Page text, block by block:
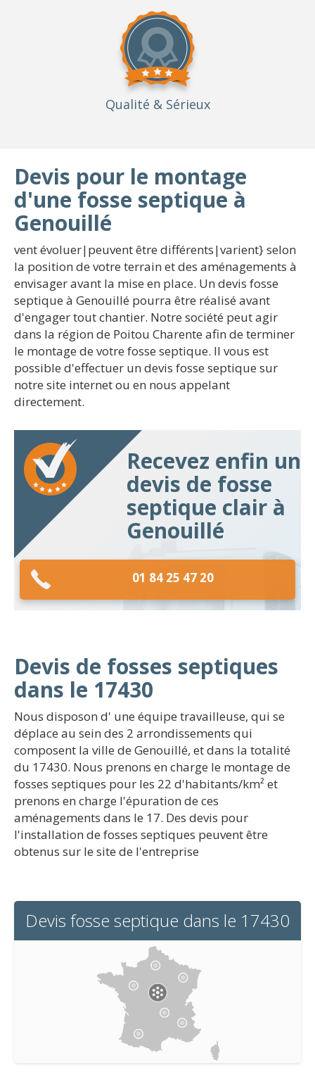
Qualité & Sérieux
Devis pour le montage
d'une fosse septique à
Genouillé
vent évoluer|peuvent être différents|varient} selon
la position de votre terrain et des aménagements à
envisager avant la mise en place. Un devis fosse
septique à Genouillé pourra être réalisé avant
d'engager tout chantier. Notre société peut agir
dans la région de Poitou Charente afin de terminer
le montage de votre fosse septique. Il vous est
possible d'effectuer un devis fosse septique sur
notre site internet ou en nous appelant
directement.
Recevez enfin un
devis de fosse
septique clair à
Genouillé
01 84 25 47 20
Devis de fosses septiques
dans le 17430
Nous disposon d' une équipe travailleuse, qui se
déplace au sein des 2 arrondissements qui
composent la ville de Genouillé, et dans la totalité
du 17430. Nous prenons en charge le montage de
fosses septiques pour les 22 d'habitants/km² et
prenons en charge l'épuration de ces
aménagements dans le 17. Des devis pour
l'installation de fosses septiques peuvent être
obtenus sur le site de l'entreprise
Devis fosse septique dans le 17430